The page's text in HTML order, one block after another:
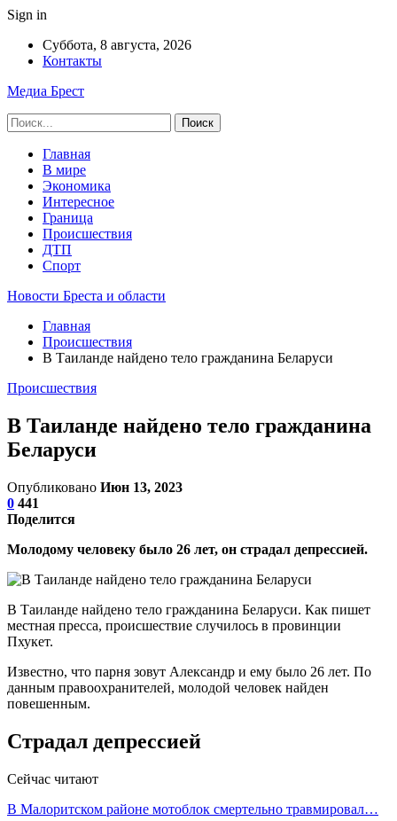
Sign in
Суббота, 8 августа, 2026
Контакты
Медиа Брест
Главная
В мире
Экономика
Интересное
Граница
Происшествия
ДТП
Спорт
Новости Бреста и области
Главная
Происшествия
В Таиланде найдено тело гражданина Беларуси
Происшествия
В Таиланде найдено тело гражданина
Беларуси
Опубликовано Июн 13, 2023
0 441
Поделится
Молодому человеку было 26 лет, он страдал депрессией.
В Таиланде найдено тело гражданина Беларуси. Как пишет
местная пресса, происшествие случилось в провинции
Пхукет.
Известно, что парня зовут Александр и ему было 26 лет. По
данным правоохранителей, молодой человек найден
повешенным.
Страдал депрессией
Сейчас читают
В Малоритском районе мотоблок смертельно травмировал…